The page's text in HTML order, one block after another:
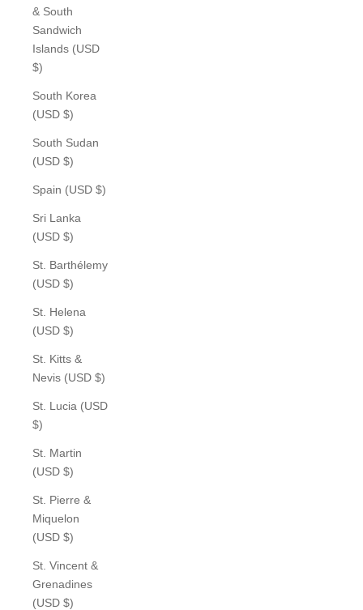
& South
Sandwich
Islands (USD
$)
South Korea
(USD $)
South Sudan
(USD $)
Spain (USD $)
Sri Lanka
(USD $)
St. Barthélemy
(USD $)
St. Helena
(USD $)
St. Kitts &
Nevis (USD $)
St. Lucia (USD
$)
St. Martin
(USD $)
St. Pierre &
Miquelon
(USD $)
St. Vincent &
Grenadines
(USD $)